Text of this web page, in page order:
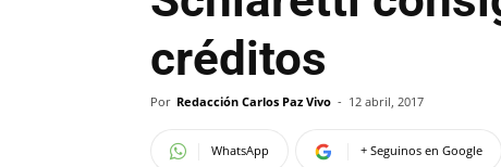
créditos
Por Redacción Carlos Paz Vivo - 12 abril, 2017
WhatsApp + Seguinos en Google